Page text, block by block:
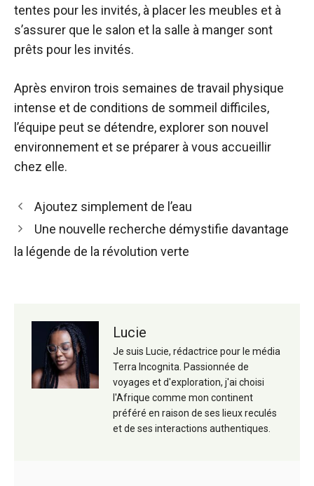
tentes pour les invités, à placer les meubles et à
s’assurer que le salon et la salle à manger sont
prêts pour les invités.
Après environ trois semaines de travail physique
intense et de conditions de sommeil difficiles,
l’équipe peut se détendre, explorer son nouvel
environnement et se préparer à vous accueillir
chez elle.
Navigation
des
Ajoutez simplement de l’eau
Une nouvelle recherche démystifie davantage
la légende de la révolution verte
Lucie
Je suis Lucie, rédactrice pour le média
Terra Incognita. Passionnée de
voyages et d'exploration, j'ai choisi
l'Afrique comme mon continent
préféré en raison de ses lieux reculés
et de ses interactions authentiques.